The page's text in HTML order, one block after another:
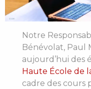
Notre
Bénévolat, Paul
aujourd’hui des
Haute École de
cadre des cours